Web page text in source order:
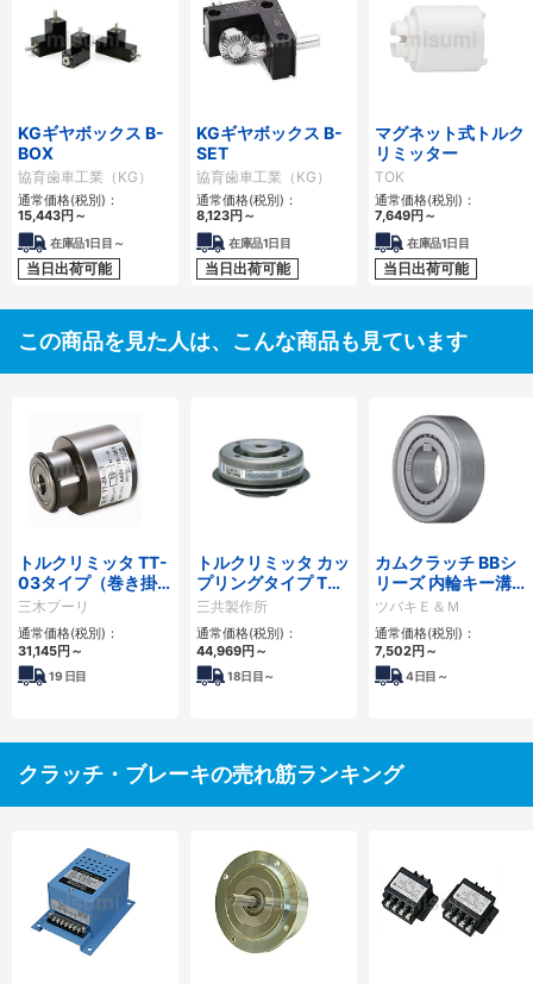
KGギヤボックス B-
BOX
協育歯車工業（KG）
通常価格(税別)：
15,443円 ～
在庫品1日目～
当日出荷可能
KGギヤボックス B-
SET
協育歯車工業（KG）
通常価格(税別)：
8,123円 ～
在庫品1日目
当日出荷可能
マグネット式トルク
リミッター
TOK
通常価格(税別)：
7,649円 ～
在庫品1日目
当日出荷可能
この商品を見た人は、こんな商品も見ています
トルクリミッタ TT-
03タイプ（巻き掛
けタイプ ）
三木プーリ
通常価格(税別)：
31,145円 ～
19 日目
トルクリミッタ カッ
プリングタイプ TC
シリーズ
三共製作所
通常価格(税別)：
44,969円 ～
18日目～
カムクラッチ BBシ
リーズ 内輪キー溝付
タイプ
ツバキＥ＆Ｍ
通常価格(税別)：
7,502円 ～
4日目～
クラッチ・ブレーキの売れ筋ランキング